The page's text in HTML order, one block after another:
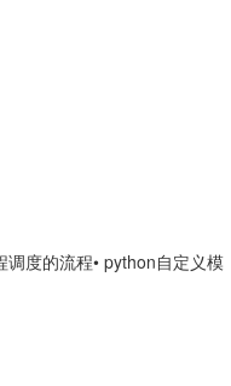
调度的流程• python自定义模